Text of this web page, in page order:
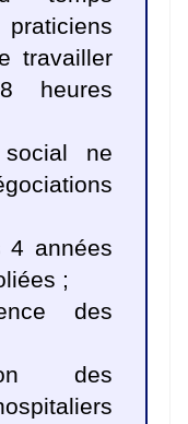
travailler
heures
ne
4 années
;
des
des